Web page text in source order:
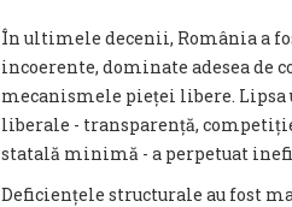
În ultimele decenii, România a
incoerente, dominate adesea de
mecanismele pieței libere.
liberale - transparență,
statală minimă - a perpetuat
Deficiențele structurale au fost